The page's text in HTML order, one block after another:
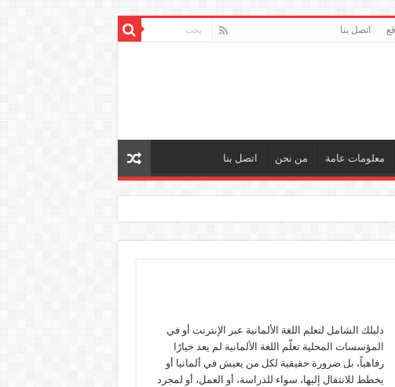
اتصل بنا
معلومات عامة من نحن اتصل بنا
دليلك الشامل لتعلم اللغة الألمانية عبر الإنترنت أو في
المؤسسات المحلية تعلّم اللغة الألمانية لم يعد خيارًا
رفاهياً، بل ضرورة حقيقية لكل من يعيش في ألمانيا أو
يخطط للانتقال إليها، سواء للدراسة، أو العمل، أو لمجرد